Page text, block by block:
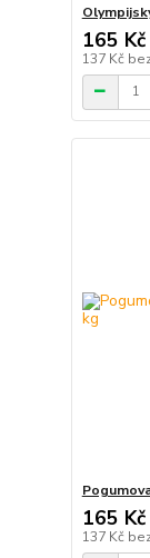
165 Kč
137 Kč
165 Kč
137 Kč